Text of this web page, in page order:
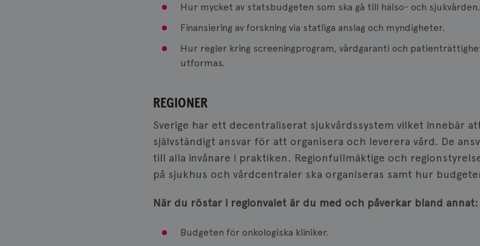
Hur mycket av statsbudgeten som ska gå till hälso- och sjukvården.
Finansiering av forskning via statliga anslag och myndigheter.
Hur regler kring screeningprogram, vårdgaranti och
utformas.
REGIONER
Sverige har ett decentraliserat sjukvårdssystem vilket innebär
självständigt ansvar för att organisera och leverera vård. De
till alla invånare i praktiken. Regionfullmäktige och
på sjukhus och vårdcentraler ska organiseras samt hur
När du röstar i regionvalet är du med och påverkar bland annat:
Budgeten för onkologiska kliniker.